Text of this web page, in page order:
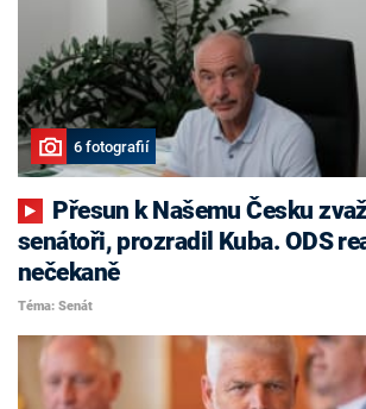
6 fotografií
senátoři, prozradil Kuba. ODS
nečekaně
Téma: Senát